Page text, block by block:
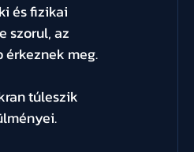
és fizikai
szorul, az
meg.
túleszik